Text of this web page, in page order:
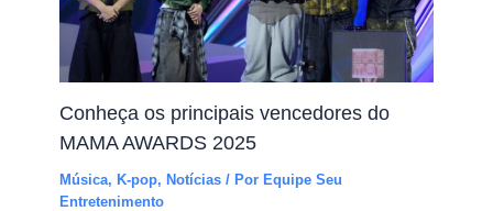
Conheça os principais vencedores do
MAMA AWARDS 2025
Música,K-pop,Notícias / PorEquipe Seu
Entretenimento